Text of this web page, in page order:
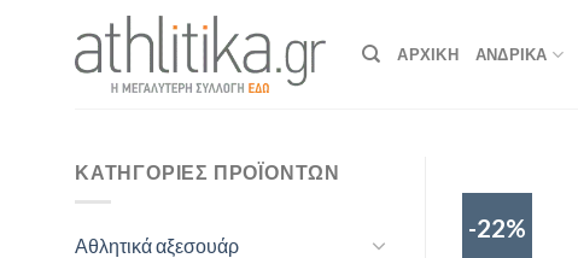
ΑΡΧΙΚΉ ΑΝΔΡΙΚΑ
ΚΑΤΗΓΟΡΊΕΣ ΠΡΟΪΌΝΤΩΝ
Αθλητικά αξεσουάρ
-22%